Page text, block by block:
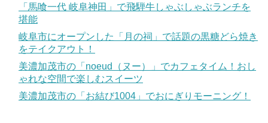
「馬喰一代 岐阜神田」で飛騨牛しゃぶしゃぶランチを
堪能
岐阜市にオープンした「月の祠」で話題の黒糖どら焼き
をテイクアウト！
美濃加茂市の「noeud（ヌー）」でカフェタイム！おし
ゃれな空間で楽しむスイーツ
美濃加茂市の「お結び1004」でおにぎりモーニング！